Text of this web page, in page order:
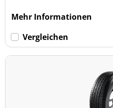
Mehr Informationen
Vergleichen